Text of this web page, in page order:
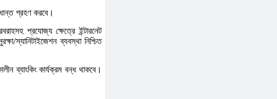
গ্রহণ করবে।
প্রযোজ্য ক্ষেত্রে ইন্টারনেট
স্যানিটাইজেশন ব্যবস্থা নিশ্চিত
ব্যাংকিং কার্যক্রম বন্ধ থাকবে।